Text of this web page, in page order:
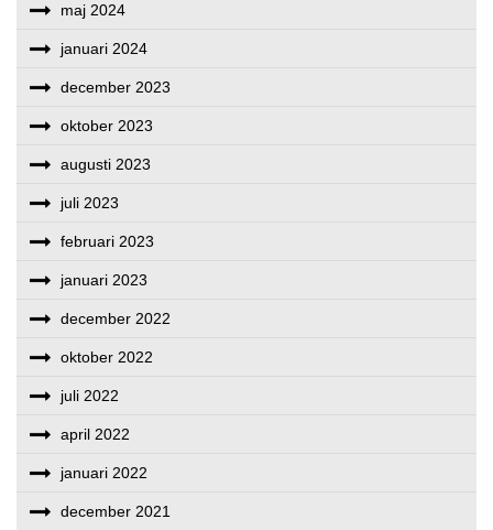
maj 2024
januari 2024
december 2023
oktober 2023
augusti 2023
juli 2023
februari 2023
januari 2023
december 2022
oktober 2022
juli 2022
april 2022
januari 2022
december 2021